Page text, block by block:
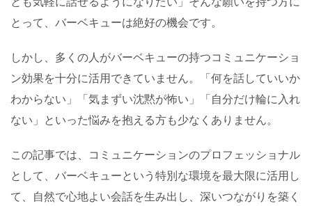
とって、バーベキューは絶好の機会です。
しかし、多くの人がバーベキューの持つコミュニケーショ
ン効果を十分に活用できていません。「何を話していいか
わからない」「気まずい沈黙が怖い」「自分だけ輪に入れ
ない」といった悩みを抱える方も少なくありません。
この記事では、コミュニケーションのプロフェッショナル
として、バーベキューという特別な環境を最大限に活用し
て、自然で心地よい会話を生み出し、深いつながりを築く